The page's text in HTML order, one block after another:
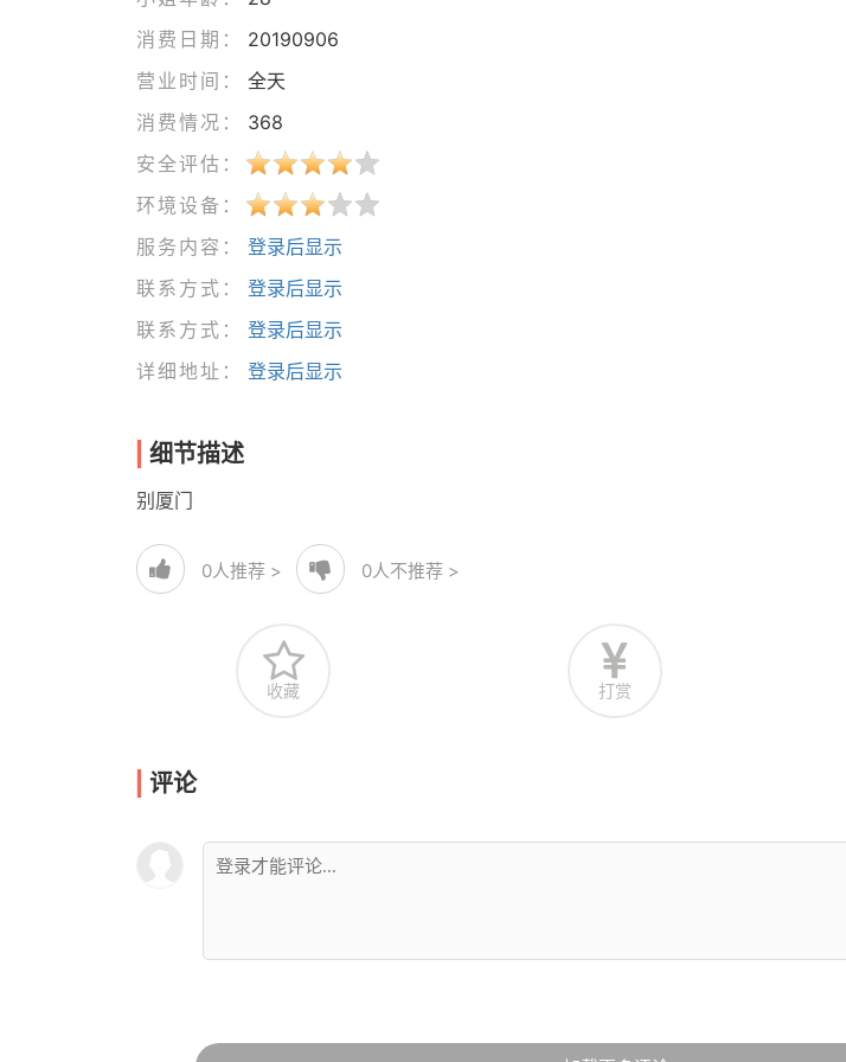
消费日期：
20190906
营业时间：
全天
消费情况：
368
安全评估：
环境设备：
服务内容：
登录后显示
联系方式：
登录后显示
联系方式：
登录后显示
详细地址：
登录后显示
细节描述
别厦门
0人推荐 > 0人不推荐 >
收藏 打赏
评论